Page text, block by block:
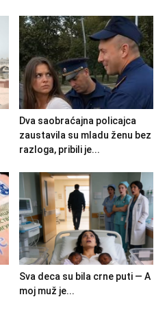
Dva saobraćajna policajca
zaustavila su mladu ženu bez
razloga, pribili je...
Sva deca su bila crne puti — A
moj muž je...